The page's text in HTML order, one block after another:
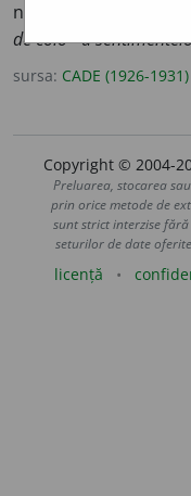
nefiresc,
de colo ~a
sursa: CADE (1926-1931)
Copyright © 2004-
Preluarea, stocarea
prin orice metode de
sunt strict interzise
seturilor de date
licență